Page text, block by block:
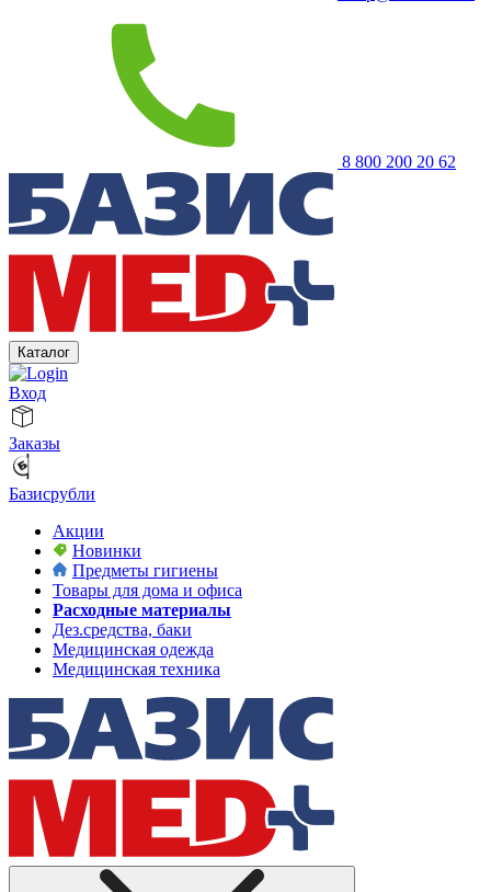
8 800 200 20 62
Каталог
Вход
Заказы
Базисрубли
Акции
Новинки
Предметы гигиены
Товары для дома и офиса
Расходные материалы
Дез.средства, баки
Медицинская одежда
Медицинская техника